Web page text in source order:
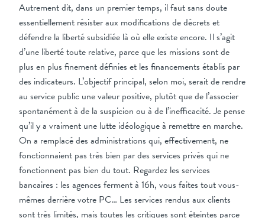
Autrement dit, dans un premier temps, il faut sans doute
essentiellement résister aux modifications de décrets et
défendre la liberté subsidiée là où elle existe encore. Il s’agit
d’une liberté toute relative, parce que les missions sont de
plus en plus finement définies et les financements établis par
des indicateurs. L’objectif principal, selon moi, serait de rendre
au service public une valeur positive, plutôt que de l’associer
spontanément à de la suspicion ou à de l’inefficacité. Je pense
qu’il y a vraiment une lutte idéologique à remettre en marche.
On a remplacé des administrations qui, effectivement, ne
fonctionnaient pas très bien par des services privés qui ne
fonctionnent pas bien du tout. Regardez les services
bancaires : les agences ferment à 16h, vous faites tout vous-
mêmes derrière votre PC… Les services rendus aux clients
sont très limités, mais toutes les critiques sont éteintes parce